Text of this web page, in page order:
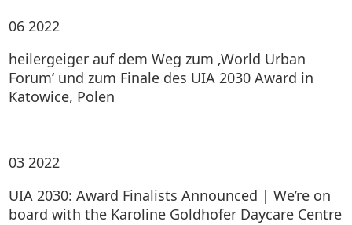
06 2022
heilergeiger auf dem Weg zum ‚World Urban
Forum‘ und zum Finale des UIA 2030 Award in
Katowice, Polen
03 2022
UIA 2030: Award Finalists Announced | We’re on
board with the Karoline Goldhofer Daycare Centre